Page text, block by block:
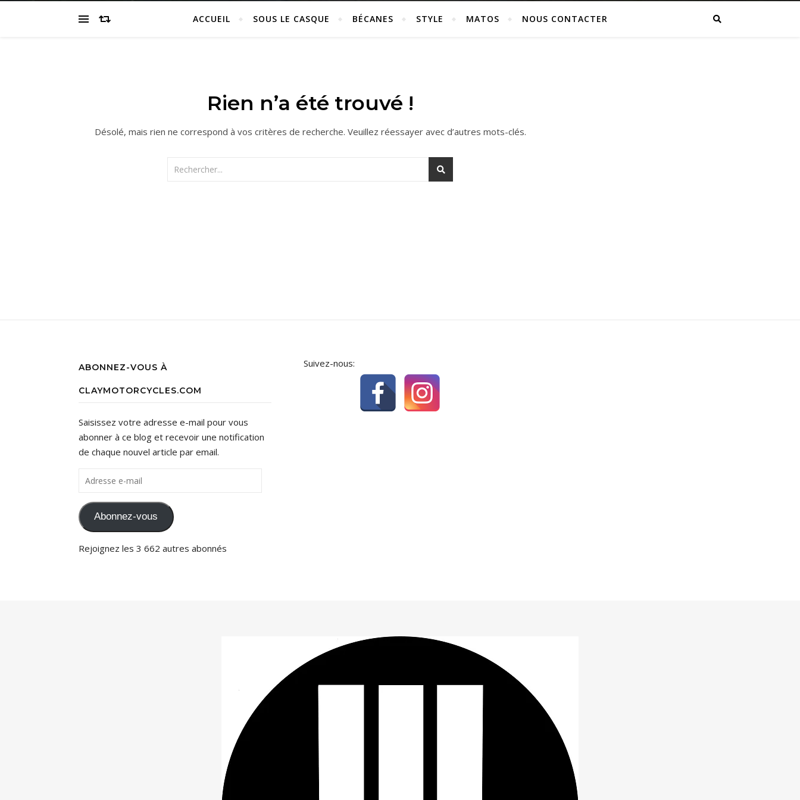
ACCUEIL SOUS LE CASQUE BÉCANES STYLE MATOS NOUS CONTACTER
Rien n’a été trouvé !
Désolé, mais rien ne correspond à vos critères de recherche. Veuillez réessayer avec d’autres mots-clés.
ABONNEZ-VOUS À
CLAYMOTORCYCLES.COM
Saisissez votre adresse e-mail pour vous
abonner à ce blog et recevoir une notification
de chaque nouvel article par email.
Adresse e-mail
Abonnez-vous
Rejoignez les 3 662 autres abonnés
Suivez-nous: